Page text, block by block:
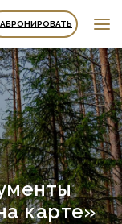
карте»